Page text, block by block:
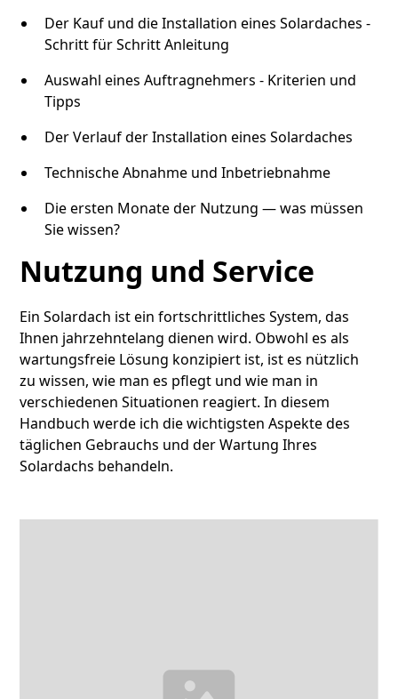
Der Kauf und die Installation eines Solardaches -
Schritt für Schritt Anleitung
Auswahl eines Auftragnehmers - Kriterien und
Tipps
Der Verlauf der Installation eines Solardaches
Technische Abnahme und Inbetriebnahme
Die ersten Monate der Nutzung — was müssen
Sie wissen?
Nutzung und Service
Ein Solardach ist ein fortschrittliches System, das
Ihnen jahrzehntelang dienen wird. Obwohl es als
wartungsfreie Lösung konzipiert ist, ist es nützlich
zu wissen, wie man es pflegt und wie man in
verschiedenen Situationen reagiert. In diesem
Handbuch werde ich die wichtigsten Aspekte des
täglichen Gebrauchs und der Wartung Ihres
Solardachs behandeln.